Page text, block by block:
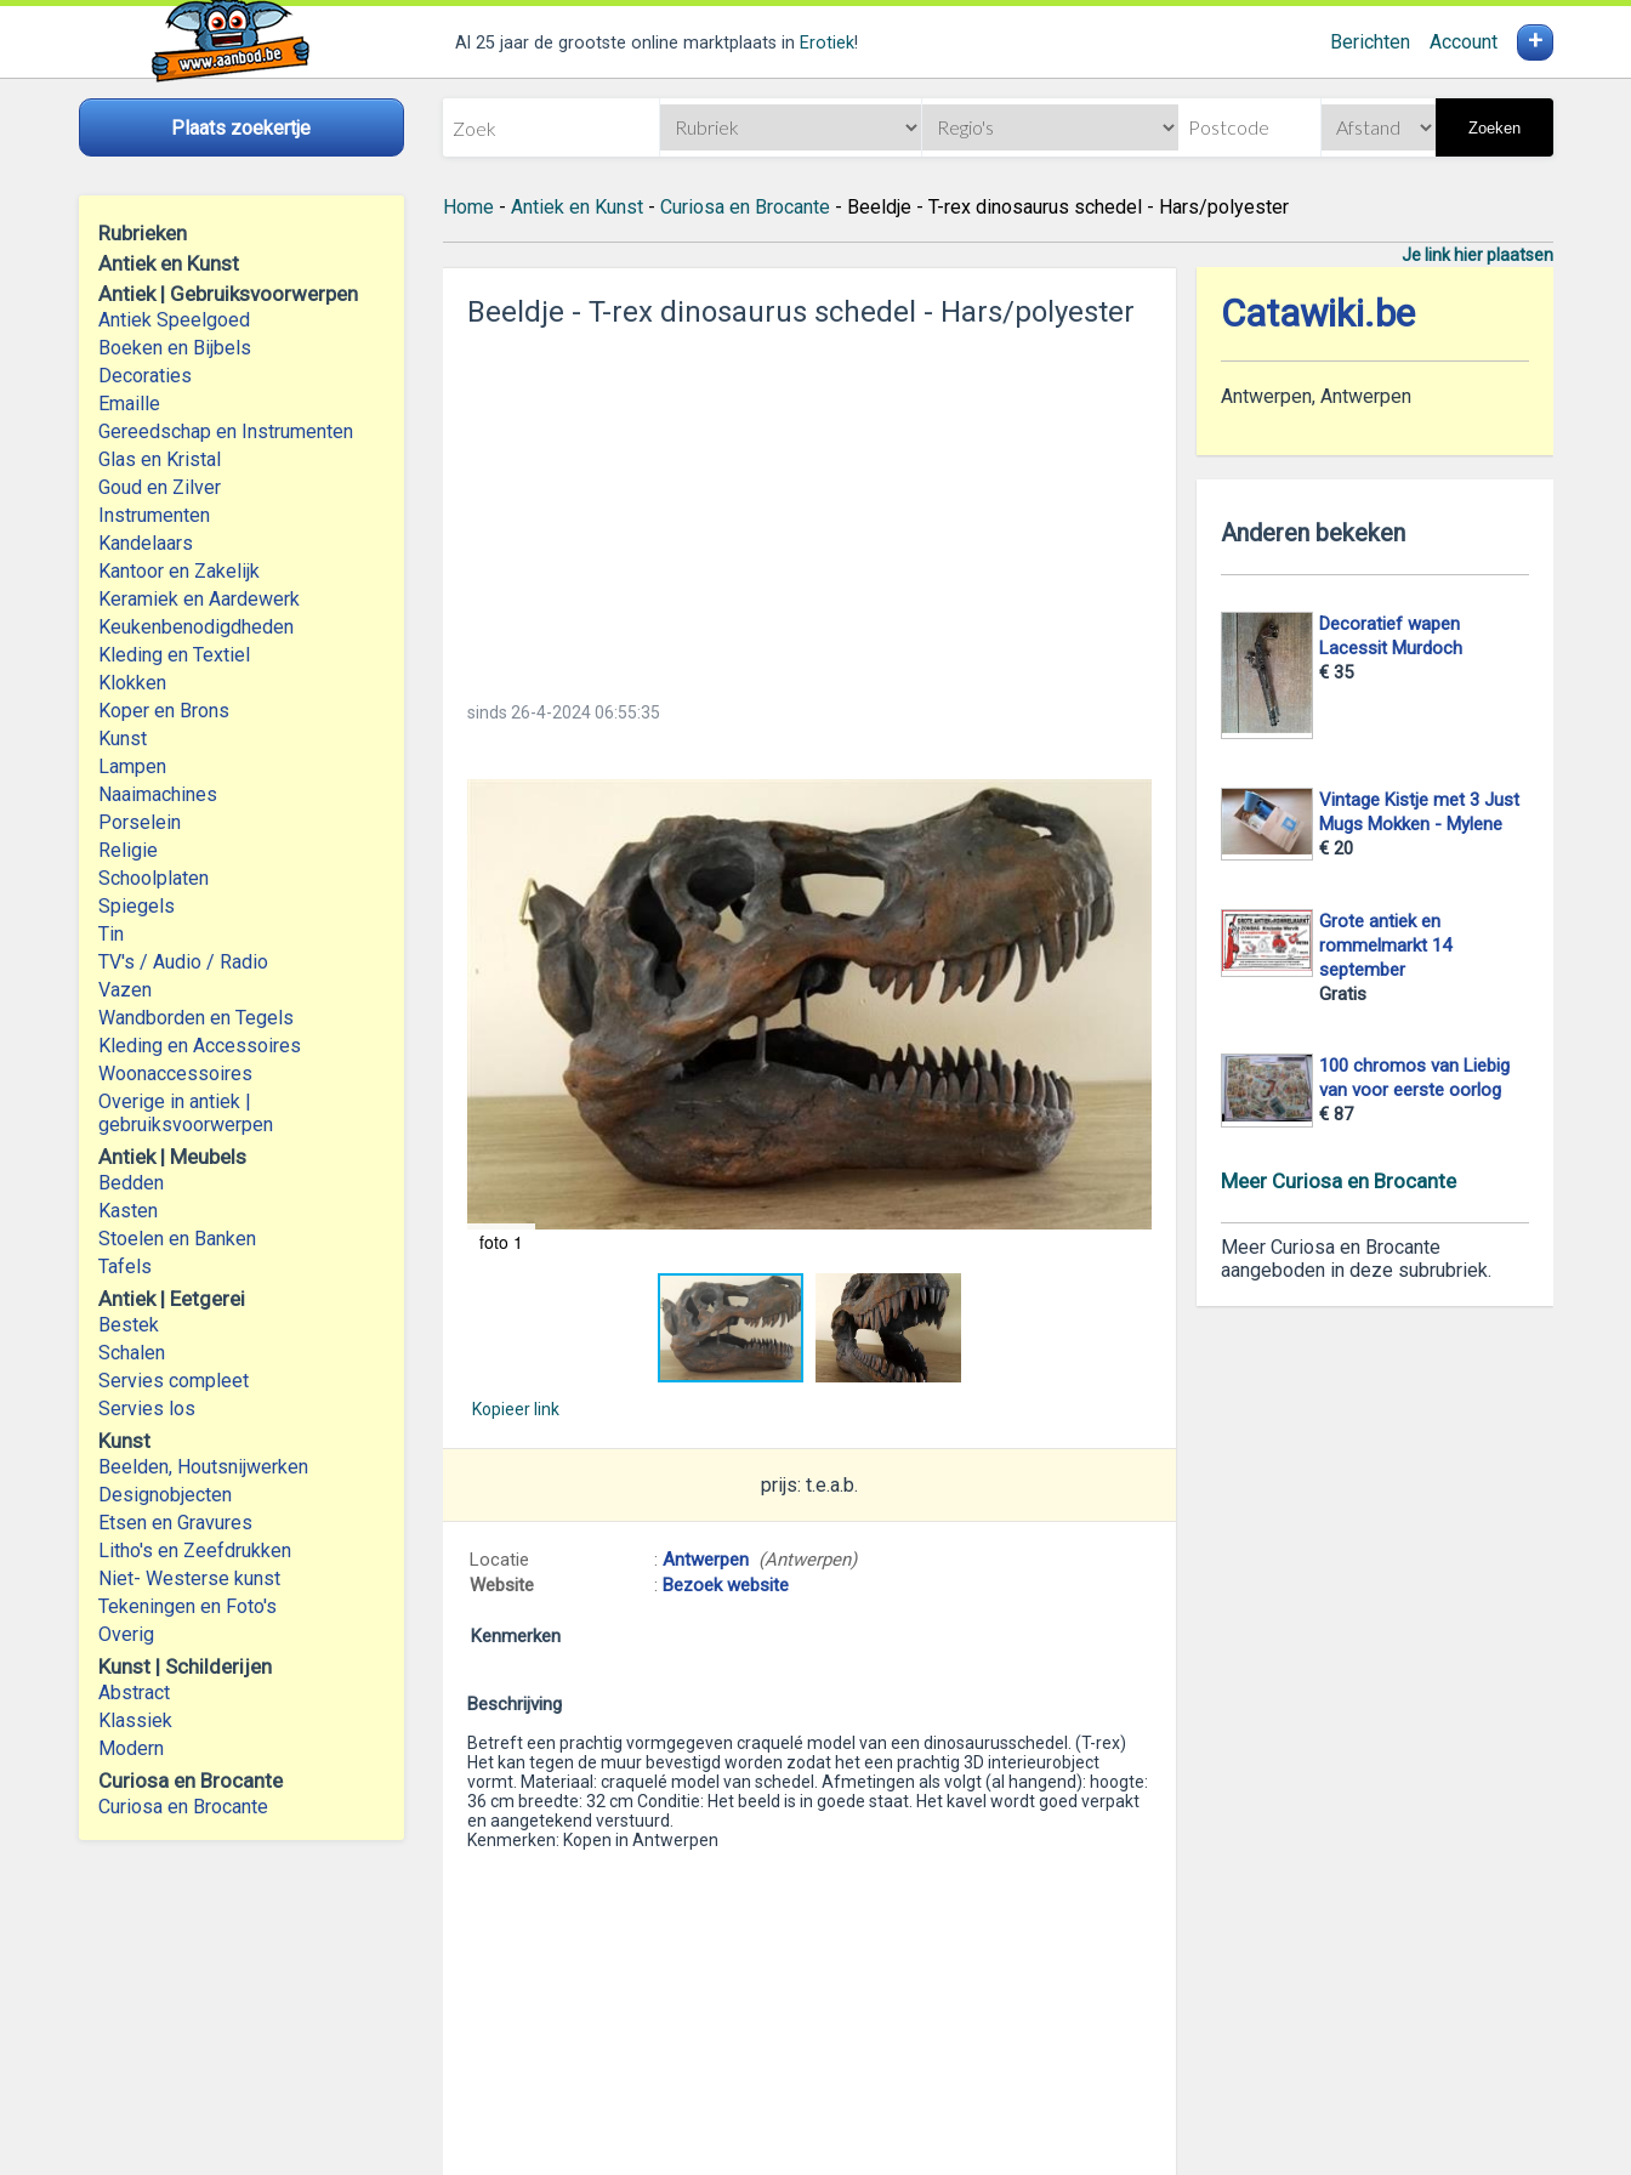
Al 25 jaar de grootste online marktplaats in Erotiek! Berichten Account +
Plaats zoekertje Zoeken
Rubrieken
Antiek en Kunst
Antiek | Gebruiksvoorwerpen
Antiek Speelgoed
Boeken en Bijbels
Decoraties
Emaille
Gereedschap en Instrumenten
Glas en Kristal
Goud en Zilver
Instrumenten
Kandelaars
Kantoor en Zakelijk
Keramiek en Aardewerk
Keukenbenodigdheden
Kleding en Textiel
Klokken
Koper en Brons
Kunst
Lampen
Naaimachines
Porselein
Religie
Schoolplaten
Spiegels
Tin
TV's / Audio / Radio
Vazen
Wandborden en Tegels
Kleding en Accessoires
Woonaccessoires
Overige in antiek |
gebruiksvoorwerpen
Antiek | Meubels
Bedden
Kasten
Stoelen en Banken
Tafels
Antiek | Eetgerei
Bestek
Schalen
Servies compleet
Servies los
Kunst
Beelden, Houtsnijwerken
Designobjecten
Etsen en Gravures
Litho's en Zeefdrukken
Niet- Westerse kunst
Tekeningen en Foto's
Overig
Kunst | Schilderijen
Abstract
Klassiek
Modern
Curiosa en Brocante
Curiosa en Brocante
Home- Antiek en Kunst- Curiosa en Brocante- Beeldje - T-rex dinosaurus schedel - Hars/polyester
Je link hier plaatsen
Beeldje - T-rex dinosaurus schedel - Hars/polyester
sinds 26-4-2024 06:55:35
foto 1
Kopieer link
prijs: t.e.a.b.
Locatie : Antwerpen (Antwerpen)
Website
: Bezoek website
Kenmerken
Beschrijving
Betreft een prachtig vormgegeven craquelé model van een dinosaurusschedel. (T-rex)
Het kan tegen de muur bevestigd worden zodat het een prachtig 3D interieurobject
vormt. Materiaal: craquelé model van schedel. Afmetingen als volgt (al hangend): hoogte:
36 cm breedte: 32 cm Conditie: Het beeld is in goede staat. Het kavel wordt goed verpakt
en aangetekend verstuurd.
Kenmerken: Kopen in Antwerpen
Catawiki.be
Antwerpen, Antwerpen
Anderen bekeken
Decoratief wapen
Lacessit Murdoch
€ 35
Vintage Kistje met 3 Just
Mugs Mokken - Mylene
€ 20
Grote antiek en
rommelmarkt 14
september
Gratis
100 chromos van Liebig
van voor eerste oorlog
€ 87
Meer Curiosa en Brocante
Meer Curiosa en Brocante
aangeboden in deze subrubriek.